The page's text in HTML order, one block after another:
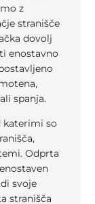
z
stranišče
dovolj
enostavno
spanja.
katerimi so
Odprta
svoje
stranišča